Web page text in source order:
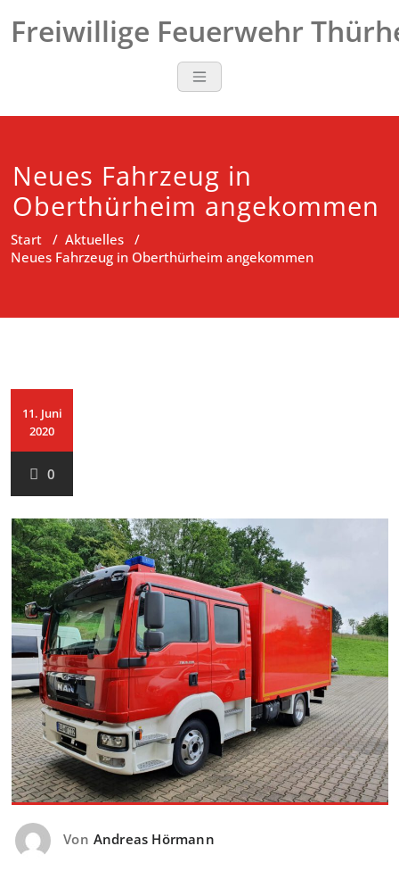
Inhalt
Freiwillige Feuerwehr
Neues Fahrzeug in
Oberthürheim angekommen
Start / Aktuelles /
Neues Fahrzeug in Oberthürheim angekommen
11. Juni
2020
0
Von Andreas Hörmann